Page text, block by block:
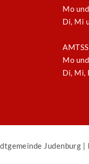
Mo
Di, Mi
Mo
Di, Mi,
Judenburg |